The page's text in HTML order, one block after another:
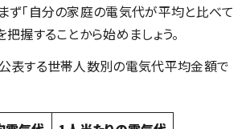
ず「自分の家庭の電気代が平均と比べて
握することから始めましょう。
表する世帯人数別の電気代平均金額で